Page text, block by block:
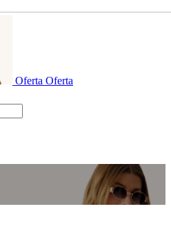
Oferta Oferta